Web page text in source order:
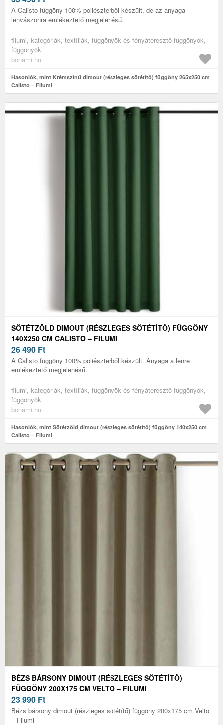
A Calisto függöny 100% poliészterből készült, de az anyaga
lenvászonra emlékeztető megjelenésű.
filumi, kategóriák, textíliák, függönyök és fényáteresztő függönyök,
függönyök
bonami.hu
Hasonlók, mint Krémszínű dimout (részleges sötétítő) függöny 265x250 cm
Calisto – Filumi
SÖTÉTZÖLD DIMOUT (RÉSZLEGES SÖTÉTÍTŐ) FÜGGÖNY
140X250 CM CALISTO – FILUMI
26 490 Ft
A Calisto függöny 100% poliészterből készült. Anyaga a lenre
emlékeztető megjelenésű.
filumi, kategóriák, textíliák, függönyök és fényáteresztő függönyök,
függönyök
bonami.hu
Hasonlók, mint Sötétzöld dimout (részleges sötétítő) függöny 140x250 cm
Calisto – Filumi
BÉZS BÁRSONY DIMOUT (RÉSZLEGES SÖTÉTÍTŐ)
FÜGGÖNY 200X175 CM VELTO – FILUMI
23 990 Ft
Bézs bársony dimout (részleges sötétítő) függöny 200x175 cm Velto
– Filumi